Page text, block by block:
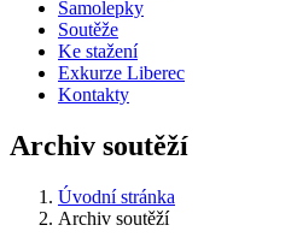
Samolepky
Soutěže
Ke stažení
Exkurze Liberec
Kontakty
Archiv soutěží
Úvodní stránka
Archiv soutěží